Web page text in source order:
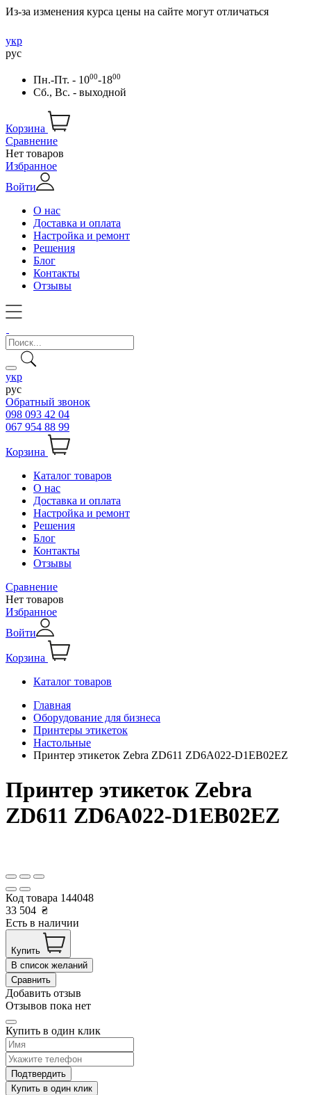
Из-за изменения курса цены на сайте могут отличаться
укр
рус
Пн.-Пт. - 1000-1800
Сб., Вс. - выходной
Корзина
Сравнение
Нет товаров
Избранное
Войти
О нас
Доставка и оплата
Настройка и ремонт
Решения
Блог
Контакты
Отзывы
укр
рус
Обратный звонок
098 093 42 04
067 954 88 99
Корзина
Каталог товаров
О нас
Доставка и оплата
Настройка и ремонт
Решения
Блог
Контакты
Отзывы
Сравнение
Нет товаров
Избранное
Войти
Корзина
Каталог товаров
Главная
Оборудование для бизнеса
Принтеры этикеток
Настольные
Принтер этикеток Zebra ZD611 ZD6A022-D1EB02EZ
Принтер этикеток Zebra
ZD611 ZD6A022-D1EB02EZ
Код товара 144048
33 504 ₴
Есть в наличии
Купить
В список желаний
Сравнить
Добавить отзыв
Отзывов пока нет
Купить в один клик
Подтвердить
Купить в один клик